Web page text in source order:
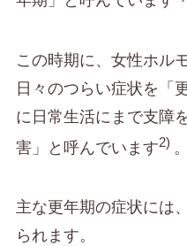
この時期に、女性ホル
日々のつらい症状を「
に日常生活にまで支障
害」と呼んでいます2) 。
主な更年期の症状には
られます。